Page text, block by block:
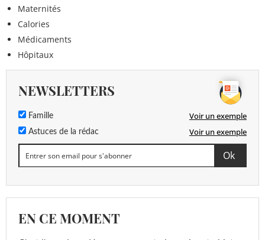
Maternités
Calories
Médicaments
Hôpitaux
NEWSLETTERS
Famille Voir un exemple
Astuces de la rédac Voir un exemple
EN CE MOMENT